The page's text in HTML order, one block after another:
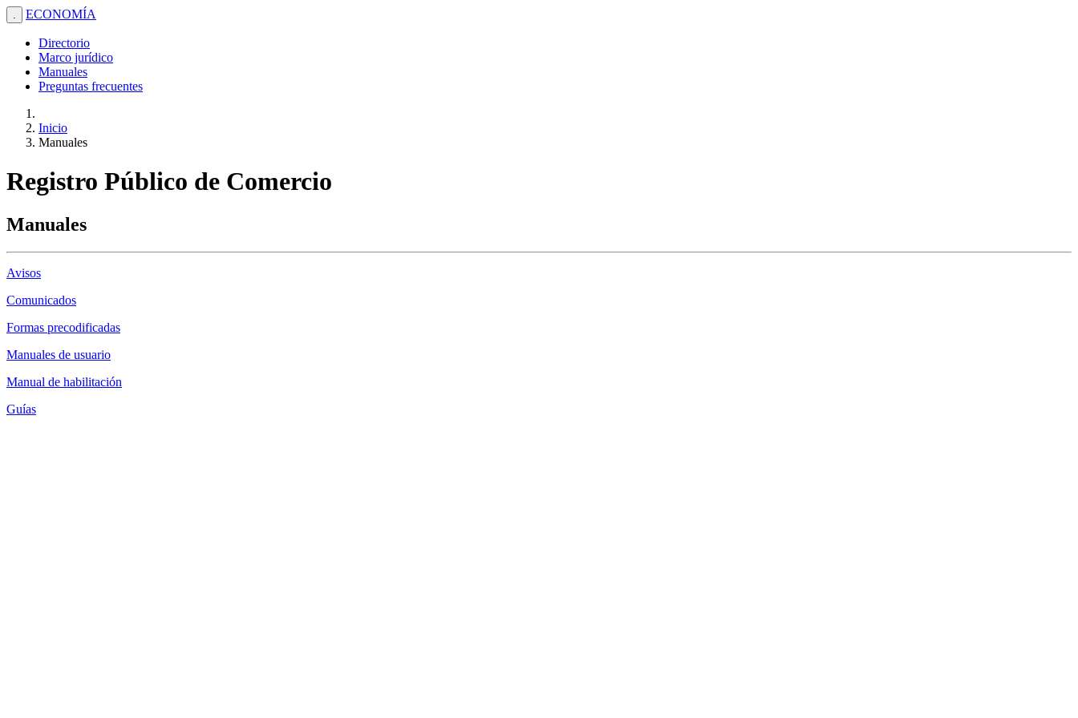
. ECONOMÍA
Directorio
Marco jurídico
Manuales
Preguntas frecuentes
Inicio
Manuales
Registro Público de Comercio
Manuales
Avisos
Comunicados
Formas precodificadas
Manuales de usuario
Manual de habilitación
Guías